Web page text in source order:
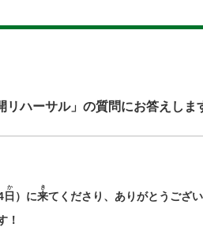
ハーサル」の質問にお答えしま
日
か
）に来
き
てくださり、ありがとうござい
！